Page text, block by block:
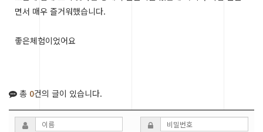
면서 매우 즐거워했습니다.
좋은체험이었어요
총 0건의 글이 있습니다.